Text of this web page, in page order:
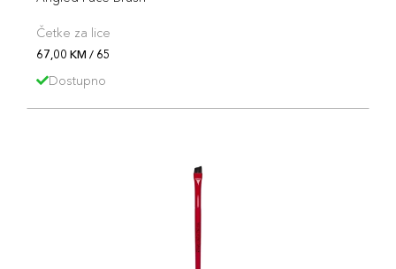
Četke za lice
67,00 KM / 65
Dostupno